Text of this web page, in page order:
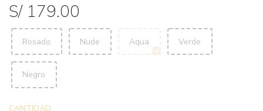
S/ 179.00
Rosado Nude Aqua Verde
Negro
CANTIDAD